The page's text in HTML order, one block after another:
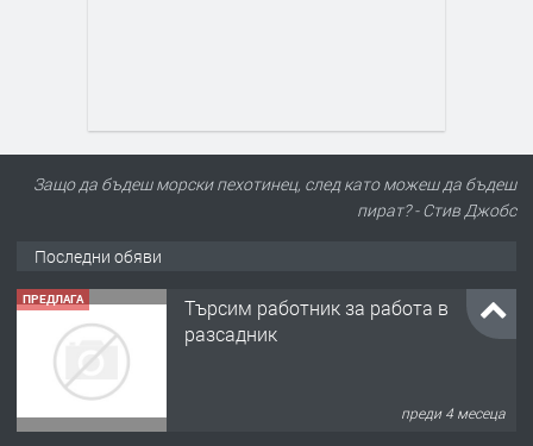
Защо да бъдеш морски пехотинец, след като можеш да бъдеш
пират? - Стив Джобс
Последни обяви
ПРЕДЛАГА
Търсим работник за работа в
разсадник
преди 4 месеца